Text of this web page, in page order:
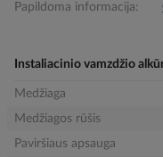
Papildoma informacija:
Instaliacinio vamzdžio
Medžiaga
Medžiagos rūšis
Paviršiaus apsauga